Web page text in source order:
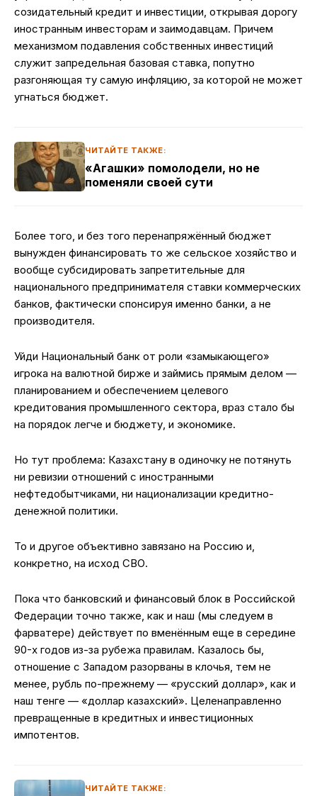
созидательный кредит и инвестиции, открывая дорогу
иностранным инвесторам и заимодавцам. Причем
механизмом подавления собственных инвестиций
служит запредельная базовая ставка, попутно
разгоняющая ту самую инфляцию, за которой не может
угнаться бюджет.
ЧИТАЙТЕ ТАКЖЕ:
«Агашки» помолодели, но не
поменяли своей сути
Более того, и без того перенапряжённый бюджет
вынужден финансировать то же сельское хозяйство и
вообще субсидировать запретительные для
национального предпринимателя ставки коммерческих
банков, фактически спонсируя именно банки, а не
производителя.
Уйди Национальный банк от роли «замыкающего»
игрока на валютной бирже и займись прямым делом —
планированием и обеспечением целевого
кредитования промышленного сектора, враз стало бы
на порядок легче и бюджету, и экономике.
Но тут проблема: Казахстану в одиночку не потянуть
ни ревизии отношений с иностранными
нефтедобытчиками, ни национализации кредитно-
денежной политики.
То и другое объективно завязано на Россию и,
конкретно, на исход СВО.
Пока что банковский и финансовый блок в Российской
Федерации точно также, как и наш (мы следуем в
фарватере) действует по вменённым еще в середине
90-х годов из-за рубежа правилам. Казалось бы,
отношение с Западом разорваны в клочья, тем не
менее, рубль по-прежнему — «русский доллар», как и
наш тенге — «доллар казахский». Целенаправленно
превращенные в кредитных и инвестиционных
импотентов.
ЧИТАЙТЕ ТАКЖЕ: